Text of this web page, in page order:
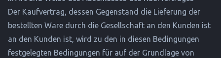
Der Kaufvertrag, dessen Gegenstand die Lieferung der
bestellten Ware durch die Gesellschaft an den Kunden ist
an den Kunden ist, wird zu den in diesen Bedingungen
festgelegten Bedingungen für auf der Grundlage von